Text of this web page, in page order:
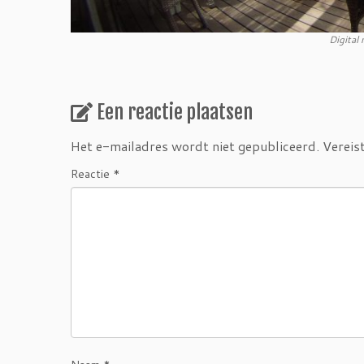
Digital
Een reactie plaatsen
Het e-mailadres wordt niet gepubliceerd.
Reactie *